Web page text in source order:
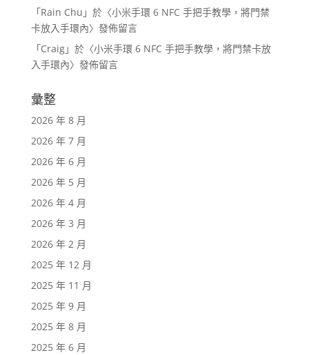
「Rain Chu 」於〈小米手環 6 NFC 手把手教學，將門禁
卡放入手環內〉發佈留言
「Craig」於〈小米手環 6 NFC 手把手教學，將門禁卡放
入手環內〉發佈留言
彙整
2026 年 8 月
2026 年 7 月
2026 年 6 月
2026 年 5 月
2026 年 4 月
2026 年 3 月
2026 年 2 月
2025 年 12 月
2025 年 11 月
2025 年 9 月
2025 年 8 月
2025 年 6 月